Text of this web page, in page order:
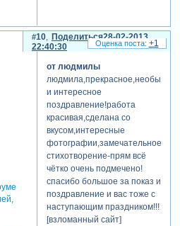
Поделиться
10
28-02-2013
22:40:30
от людмилы
людмила,прекрасное,необычное
и интересное
поздравление!работа
красивая,сделана со
вкусом,интересные
фотографии,замечательное
стихотворение-прям всё
чётко очень подмечено!
спасибо большое за показ и
поздравление и вас тоже с
наступающим праздником!!!
[взломанный сайт]
+1